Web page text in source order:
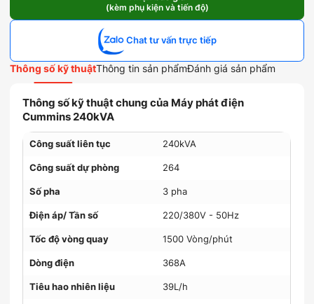
Cummins
240kVA
số
lượng
(kèm phụ kiện và tiến độ)
Chat tư vấn trực tiếp
Thông số kỹ thuậtThông tin sản phẩmĐánh giá sản phẩm
Thông số kỹ thuật chung của Máy phát điện
Cummins 240kVA
Công suất liên tục 240kVA
Công suất dự phòng 264
Số pha 3 pha
Điện áp/ Tần số 220/380V - 50Hz
Tốc độ vòng quay 1500 Vòng/phút
Dòng điện 368A
Tiêu hao nhiên liệu 39L/h